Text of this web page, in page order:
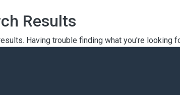
Results
Having trouble finding what you're looking